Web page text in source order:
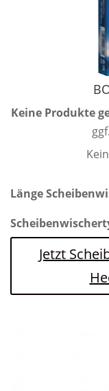
Keine Produkte
Länge
Jetzt